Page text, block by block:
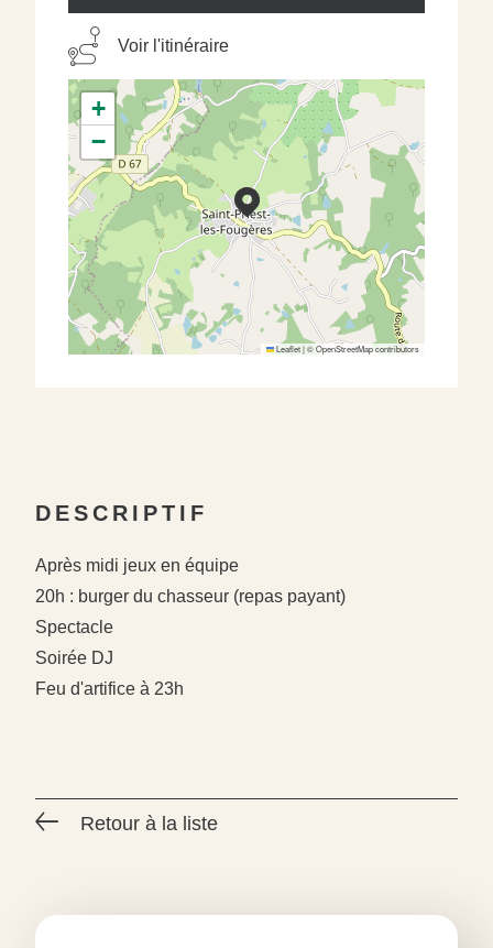
DESCRIPTIF
Après midi jeux en équipe
20h : burger du chasseur (repas payant)
Spectacle
Soirée DJ
Feu d'artifice à 23h
Retour à la liste
Voir l'itinéraire
+
−
Leaflet|©OpenStreetMapcontributors
#